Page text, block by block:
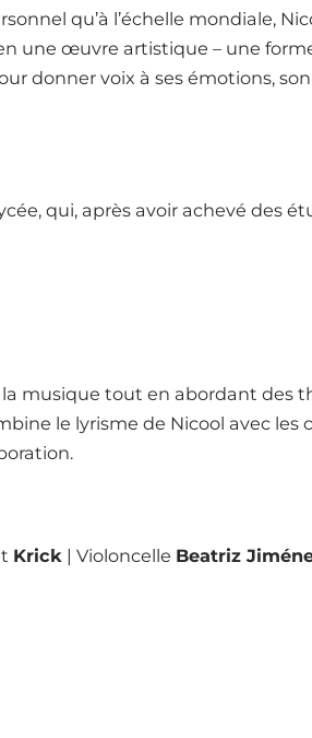
qu’à l’échelle mondiale,
une œuvre artistique – une
donner voix à ses émotions, son
qui, après avoir achevé des
musique tout en abordant des
le lyrisme de Nicool avec les
Krick | Violoncelle Beatriz